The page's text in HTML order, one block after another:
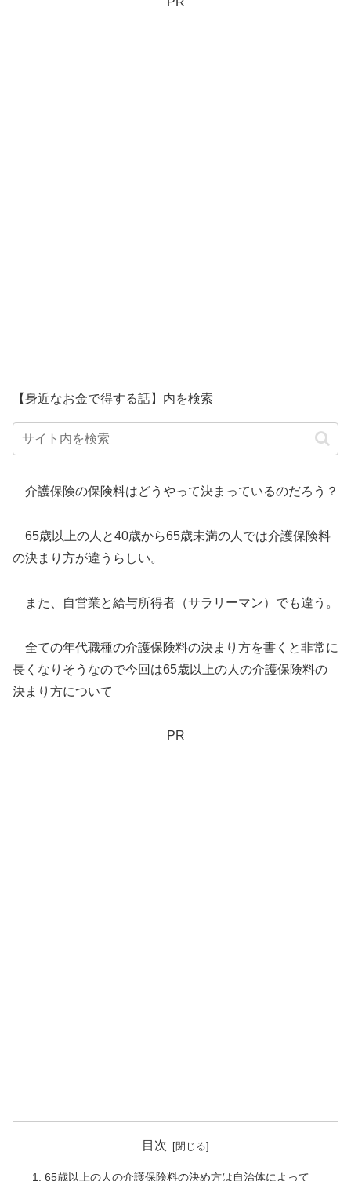
【身近なお金で得する話】内を検索
介護保険の保険料はどうやって決まっているのだろう？
65歳以上の人と40歳から65歳未満の人では介護保険料
の決まり方が違うらしい。
また、自営業と給与所得者（サラリーマン）でも違う。
全ての年代職種の介護保険料の決まり方を書くと非常に
長くなりそうなので今回は65歳以上の人の介護保険料の
決まり方について
PR
目次
65歳以上の人の介護保険料の決め方は自治体によって